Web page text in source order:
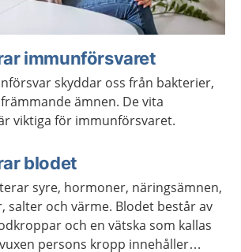
immunförsvaret
skyddar oss från bakterier,
ämnen. De vita
viktiga för immunförsvaret.
blodet
syre, hormoner, näringsämnen,
salter och värme. Blodet består av
och en vätska som kallas
persons kropp innehåller